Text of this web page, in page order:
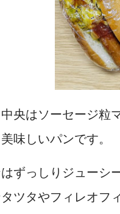
央はソーセージ粒
味しいパンです。
ずっしりジュー
ツタやフィレオフ